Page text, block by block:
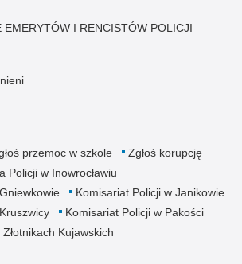
EMERYTÓW I RENCISTÓW POLICJI
przemoc w szkole
Zgłoś korupcję
Policji w Inowrocławiu
Komisariat Policji w Janikowie
Komisariat Policji w Pakości
Kujawskich